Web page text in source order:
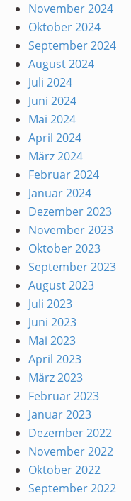
November 2024
Oktober 2024
September 2024
August 2024
Juli 2024
Juni 2024
Mai 2024
April 2024
März 2024
Februar 2024
Januar 2024
Dezember 2023
November 2023
Oktober 2023
September 2023
August 2023
Juli 2023
Juni 2023
Mai 2023
April 2023
März 2023
Februar 2023
Januar 2023
Dezember 2022
November 2022
Oktober 2022
September 2022